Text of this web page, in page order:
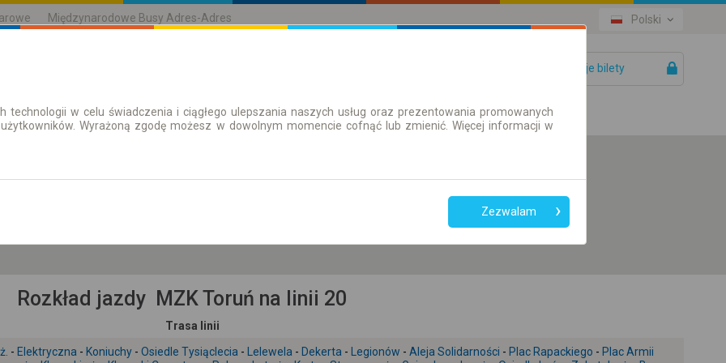
Międzynarodowe Busy Adres-Adres Polski
Twoje bilety
| Bilety Bilety okresowe
przesiadek
Tylko bilet online
Rozkład jazdy MZK Toruń na linii 20
Trasa linii
- Elektryczna - Koniuchy - Osiedle Tysiąclecia - Lelewela - Dekerta - Legionów - Aleja Solidarności - Plac Rapackiego - Plac Armii
technologii w celu świadczenia i ciągłego ulepszania naszych usług oraz prezentowania promowanych
Wyrażoną zgodę możesz w dowolnym momencie cofnąć lub zmienić. Więcej informacji w
Zezwalam